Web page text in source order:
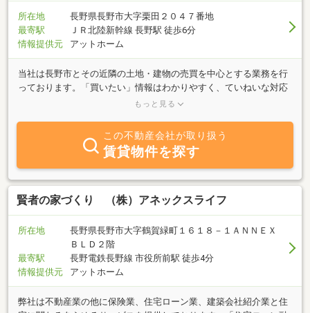
所在地
長野県長野市大字栗田２０４７番地
最寄駅
ＪＲ北陸新幹線 長野駅 徒歩6分
情報提供元
アットホーム
当社は長野市とその近隣の土地・建物の売買を中心とする業務を行
っております。「買いたい」情報はわかりやすく、ていねいな対応
を心掛けております。地主さん向けの土地活用の企画・提案も実績
もっと見る
この不動産会社が取り扱う
賃貸物件を探す
賢者の家づくり （株）アネックスライフ
所在地
長野県長野市大字鶴賀緑町１６１８－１ＡＮＮＥＸ
ＢＬＤ２階
最寄駅
長野電鉄長野線 市役所前駅 徒歩4分
情報提供元
アットホーム
弊社は不動産業の他に保険業、住宅ローン業、建築会社紹介業と住